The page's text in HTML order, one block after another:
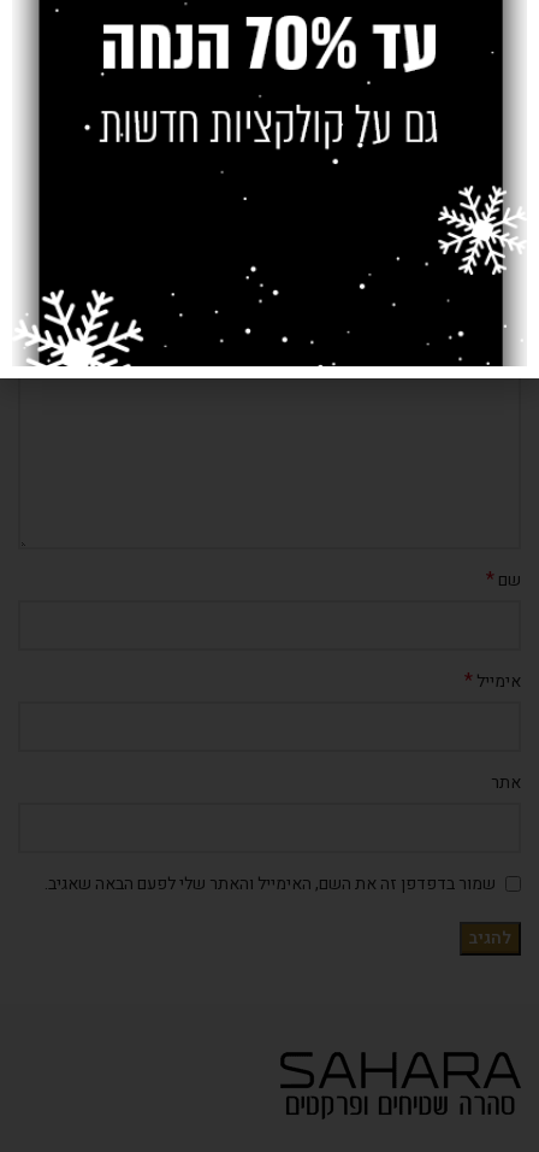
כתיבת תגובה
האימייל לא יוצג באתר.
התגובה שלך
שם*
אימייל*
אתר
שמור בדפדפן זה את השם, האימייל והאתר שלי לפעם הבאה שאגיב.